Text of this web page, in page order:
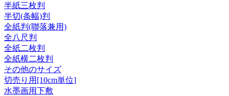
半紙三枚判
半切(条幅)判
全紙判(聯落兼用)
全八尺判
全紙二枚判
全紙横二枚判
その他のサイズ
切売り用[10cm単位]
水墨画用下敷